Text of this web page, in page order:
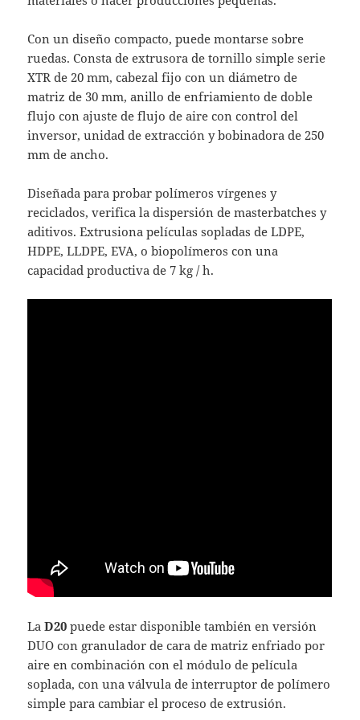
Con un diseño compacto, puede montarse sobre
ruedas. Consta de extrusora de tornillo simple serie
XTR de 20 mm, cabezal fijo con un diámetro de
matriz de 30 mm, anillo de enfriamiento de doble
flujo con ajuste de flujo de aire con control del
inversor, unidad de extracción y bobinadora de 250
mm de ancho.
Diseñada para probar polímeros vírgenes y
reciclados, verifica la dispersión de masterbatches y
aditivos. Extrusiona películas sopladas de LDPE,
HDPE, LLDPE, EVA, o biopolímeros con una
capacidad productiva de 7 kg / h.
LaD20 puede estar disponible también en versión
DUO con granulador de cara de matriz enfriado por
aire en combinación con el módulo de película
soplada, con una válvula de interruptor de polímero
simple para cambiar el proceso de extrusión.